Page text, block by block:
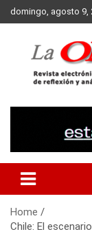
Skip
to
domingo, agosto 9,
Home
Chile: El